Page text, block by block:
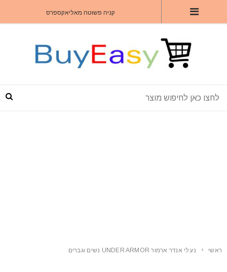
קניה פשוטה מאליאקספרס
ראשי נעלי אנדר ארמור UNDER ARMOR נשים וגברים